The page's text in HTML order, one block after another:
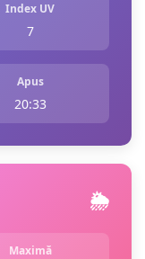
Index UV
7
Apus
20:33
🌦️
Maximă